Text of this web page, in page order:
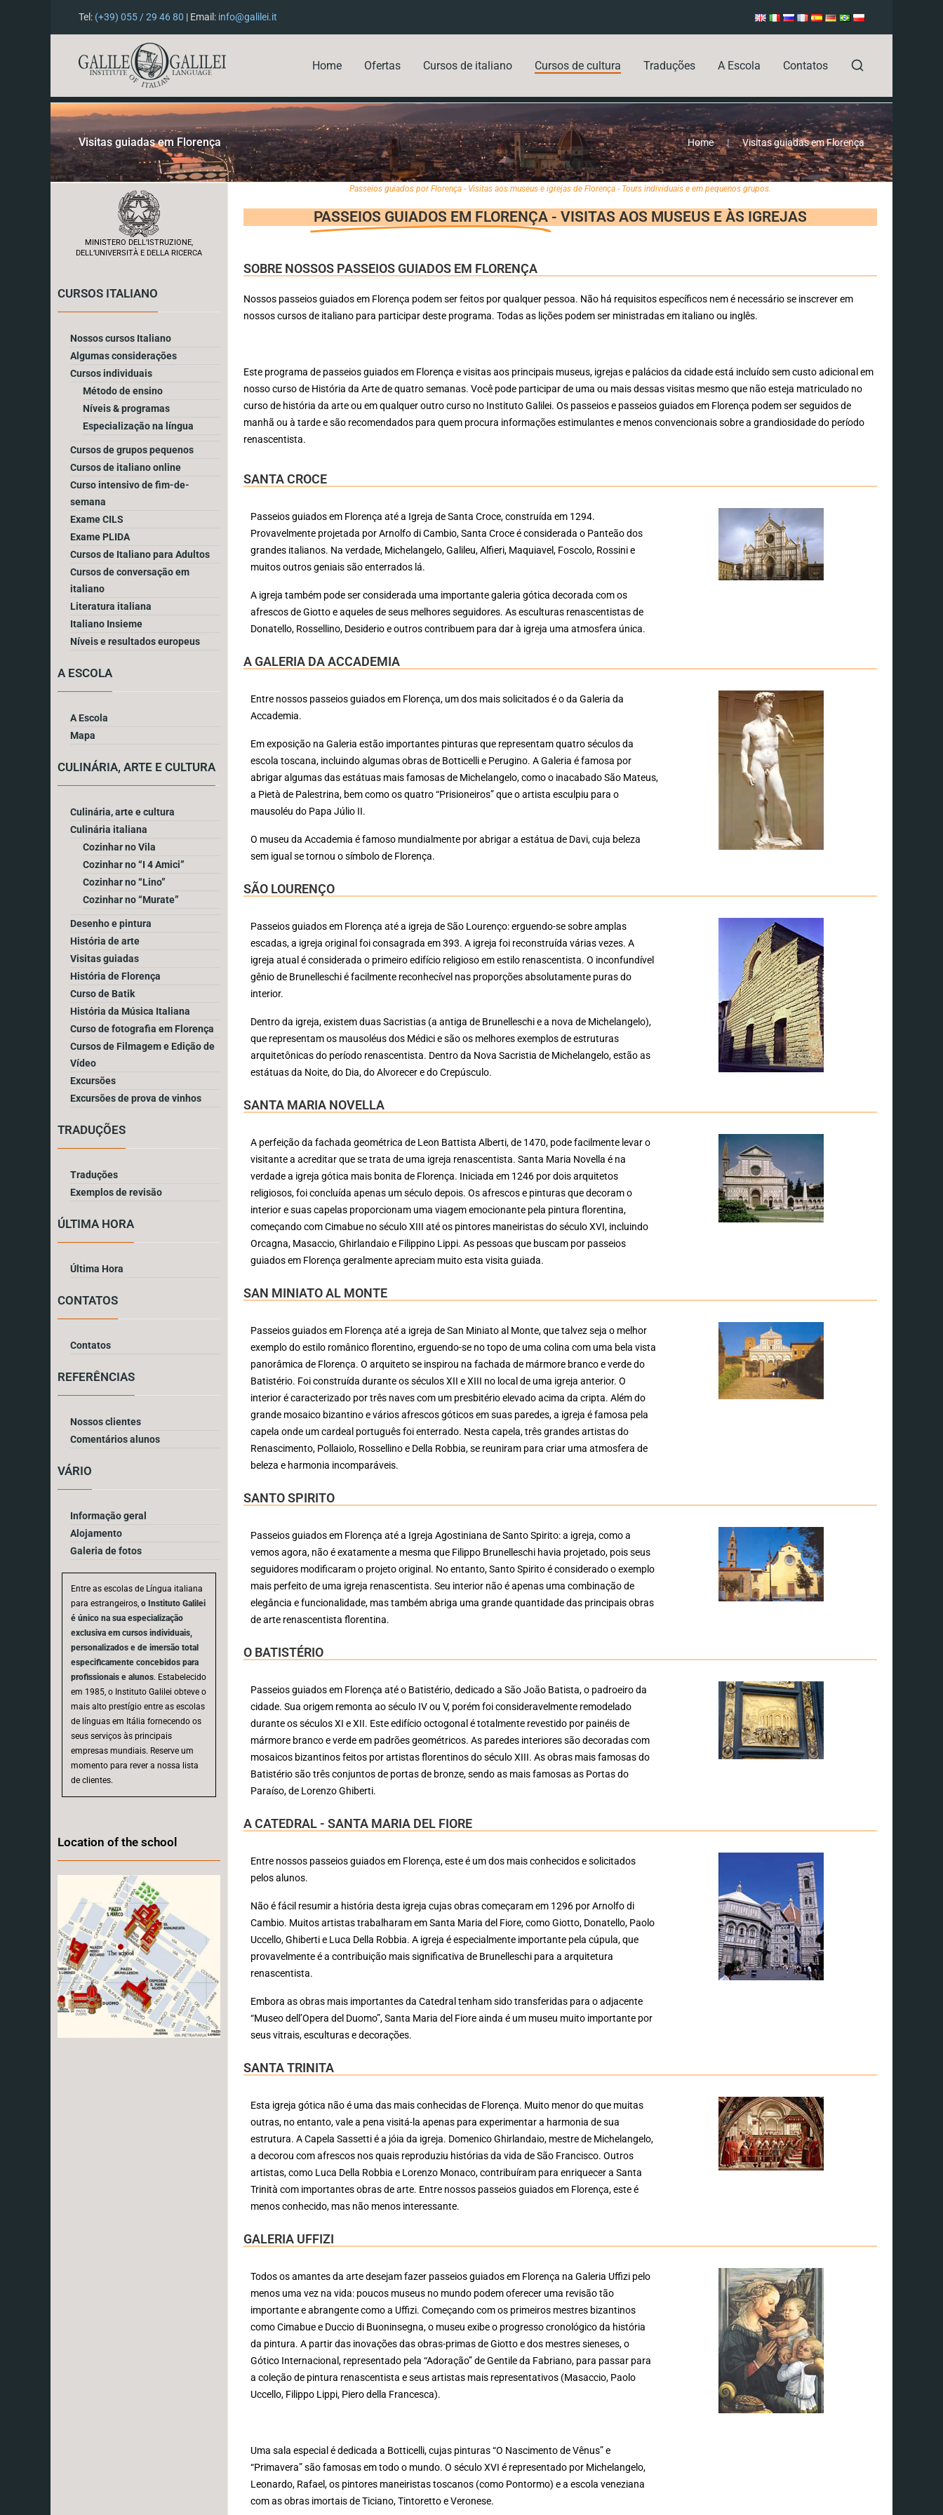
Tel: (+39) 055 / 29 46 80 | Email: info@galilei.it
Home Ofertas Cursos de italiano Cursos de cultura Traduções A Escola Contatos
Visitas guiadas em Florença Home | Visitas guiadas em Florença
MINISTERO DELL’ISTRUZIONE,
DELL’UNIVERSITÀ E DELLA RICERCA
CURSOS ITALIANO
Nossos cursos Italiano
Algumas considerações
Cursos individuais
Método de ensino
Níveis & programas
Especialização na língua
Cursos de grupos pequenos
Cursos de italiano online
Curso intensivo de fim-de-
semana
Exame CILS
Exame PLIDA
Cursos de Italiano para Adultos
Cursos de conversação em
italiano
Literatura italiana
Italiano Insieme
Níveis e resultados europeus
A ESCOLA
A Escola
Mapa
CULINÁRIA, ARTE E CULTURA
Culinária, arte e cultura
Culinária italiana
Cozinhar no Vila
Cozinhar no “I 4 Amici”
Cozinhar no “Lino”
Cozinhar no “Murate”
Desenho e pintura
História de arte
Visitas guiadas
História de Florença
Curso de Batik
História da Música Italiana
Curso de fotografia em Florença
Cursos de Filmagem e Edição de
Vídeo
Excursões
Excursões de prova de vinhos
TRADUÇÕES
Traduções
Exemplos de revisão
ÚLTIMA HORA
Última Hora
CONTATOS
Contatos
REFERÊNCIAS
Nossos clientes
Comentários alunos
VÁRIO
Informação geral
Alojamento
Galeria de fotos
Entre as escolas de Língua italiana
para estrangeiros, o Instituto Galilei
é único na sua especialização
exclusiva em cursos individuais,
personalizados e de imersão total
especificamente concebidos para
profissionais e alunos. Estabelecido
em 1985, o Instituto Galilei obteve o
mais alto prestígio entre as escolas
de línguas em Itália fornecendo os
seus serviços às principais
empresas mundiais. Reserve um
momento para rever a nossa lista
de clientes.
Location of the school
Passeios guiados por Florença - Visitas aos museus e igrejas de Florença - Tours individuais e em pequenos grupos.
PASSEIOS GUIADOS EM FLORENÇA - VISITAS AOS MUSEUS E ÀS IGREJAS
SOBRE NOSSOS PASSEIOS GUIADOS EM FLORENÇA
Nossos passeios guiados em Florença podem ser feitos por qualquer pessoa. Não há requisitos específicos nem é necessário se inscrever em
nossos cursos de italiano para participar deste programa. Todas as lições podem ser ministradas em italiano ou inglês.
Este programa de passeios guiados em Florença e visitas aos principais museus, igrejas e palácios da cidade está incluído sem custo adicional em
nosso curso de História da Arte de quatro semanas. Você pode participar de uma ou mais dessas visitas mesmo que não esteja matriculado no
curso de história da arte ou em qualquer outro curso no Instituto Galilei. Os passeios e passeios guiados em Florença podem ser seguidos de
manhã ou à tarde e são recomendados para quem procura informações estimulantes e menos convencionais sobre a grandiosidade do período
renascentista.
SANTA CROCE
Passeios guiados em Florença até a Igreja de Santa Croce, construída em 1294.
Provavelmente projetada por Arnolfo di Cambio, Santa Croce é considerada o Panteão dos
grandes italianos. Na verdade, Michelangelo, Galileu, Alfieri, Maquiavel, Foscolo, Rossini e
muitos outros geniais são enterrados lá.
A igreja também pode ser considerada uma importante galeria gótica decorada com os
afrescos de Giotto e aqueles de seus melhores seguidores. As esculturas renascentistas de
Donatello, Rossellino, Desiderio e outros contribuem para dar à igreja uma atmosfera única.
A GALERIA DA ACCADEMIA
Entre nossos passeios guiados em Florença, um dos mais solicitados é o da Galeria da
Accademia.
Em exposição na Galeria estão importantes pinturas que representam quatro séculos da
escola toscana, incluindo algumas obras de Botticelli e Perugino. A Galeria é famosa por
abrigar algumas das estátuas mais famosas de Michelangelo, como o inacabado São Mateus,
a Pietà de Palestrina, bem como os quatro “Prisioneiros” que o artista esculpiu para o
mausoléu do Papa Júlio II.
O museu da Accademia é famoso mundialmente por abrigar a estátua de Davi, cuja beleza
sem igual se tornou o símbolo de Florença.
SÃO LOURENÇO
Passeios guiados em Florença até a igreja de São Lourenço: erguendo-se sobre amplas
escadas, a igreja original foi consagrada em 393. A igreja foi reconstruída várias vezes. A
igreja atual é considerada o primeiro edifício religioso em estilo renascentista. O inconfundível
gênio de Brunelleschi é facilmente reconhecível nas proporções absolutamente puras do
interior.
Dentro da igreja, existem duas Sacristias (a antiga de Brunelleschi e a nova de Michelangelo),
que representam os mausoléus dos Médici e são os melhores exemplos de estruturas
arquitetônicas do período renascentista. Dentro da Nova Sacristia de Michelangelo, estão as
estátuas da Noite, do Dia, do Alvorecer e do Crepúsculo.
SANTA MARIA NOVELLA
A perfeição da fachada geométrica de Leon Battista Alberti, de 1470, pode facilmente levar o
visitante a acreditar que se trata de uma igreja renascentista. Santa Maria Novella é na
verdade a igreja gótica mais bonita de Florença. Iniciada em 1246 por dois arquitetos
religiosos, foi concluída apenas um século depois. Os afrescos e pinturas que decoram o
interior e suas capelas proporcionam uma viagem emocionante pela pintura florentina,
começando com Cimabue no século XIII até os pintores maneiristas do século XVI, incluindo
Orcagna, Masaccio, Ghirlandaio e Filippino Lippi. As pessoas que buscam por passeios
guiados em Florença geralmente apreciam muito esta visita guiada.
SAN MINIATO AL MONTE
Passeios guiados em Florença até a igreja de San Miniato al Monte, que talvez seja o melhor
exemplo do estilo românico florentino, erguendo-se no topo de uma colina com uma bela vista
panorâmica de Florença. O arquiteto se inspirou na fachada de mármore branco e verde do
Batistério. Foi construída durante os séculos XII e XIII no local de uma igreja anterior. O
interior é caracterizado por três naves com um presbitério elevado acima da cripta. Além do
grande mosaico bizantino e vários afrescos góticos em suas paredes, a igreja é famosa pela
capela onde um cardeal português foi enterrado. Nesta capela, três grandes artistas do
Renascimento, Pollaiolo, Rossellino e Della Robbia, se reuniram para criar uma atmosfera de
beleza e harmonia incomparáveis.
SANTO SPIRITO
Passeios guiados em Florença até a Igreja Agostiniana de Santo Spirito: a igreja, como a
vemos agora, não é exatamente a mesma que Filippo Brunelleschi havia projetado, pois seus
seguidores modificaram o projeto original. No entanto, Santo Spirito é considerado o exemplo
mais perfeito de uma igreja renascentista. Seu interior não é apenas uma combinação de
elegância e funcionalidade, mas também abriga uma grande quantidade das principais obras
de arte renascentista florentina.
O BATISTÉRIO
Passeios guiados em Florença até o Batistério, dedicado a São João Batista, o padroeiro da
cidade. Sua origem remonta ao século IV ou V, porém foi consideravelmente remodelado
durante os séculos XI e XII. Este edifício octogonal é totalmente revestido por painéis de
mármore branco e verde em padrões geométricos. As paredes interiores são decoradas com
mosaicos bizantinos feitos por artistas florentinos do século XIII. As obras mais famosas do
Batistério são três conjuntos de portas de bronze, sendo as mais famosas as Portas do
Paraíso, de Lorenzo Ghiberti.
A CATEDRAL - SANTA MARIA DEL FIORE
Entre nossos passeios guiados em Florença, este é um dos mais conhecidos e solicitados
pelos alunos.
Não é fácil resumir a história desta igreja cujas obras começaram em 1296 por Arnolfo di
Cambio. Muitos artistas trabalharam em Santa Maria del Fiore, como Giotto, Donatello, Paolo
Uccello, Ghiberti e Luca Della Robbia. A igreja é especialmente importante pela cúpula, que
provavelmente é a contribuição mais significativa de Brunelleschi para a arquitetura
renascentista.
Embora as obras mais importantes da Catedral tenham sido transferidas para o adjacente
“Museo dell’Opera del Duomo”, Santa Maria del Fiore ainda é um museu muito importante por
seus vitrais, esculturas e decorações.
SANTA TRINITA
Esta igreja gótica não é uma das mais conhecidas de Florença. Muito menor do que muitas
outras, no entanto, vale a pena visitá-la apenas para experimentar a harmonia de sua
estrutura. A Capela Sassetti é a jóia da igreja. Domenico Ghirlandaio, mestre de Michelangelo,
a decorou com afrescos nos quais reproduziu histórias da vida de São Francisco. Outros
artistas, como Luca Della Robbia e Lorenzo Monaco, contribuíram para enriquecer a Santa
Trinità com importantes obras de arte. Entre nossos passeios guiados em Florença, este é
menos conhecido, mas não menos interessante.
GALERIA UFFIZI
Todos os amantes da arte desejam fazer passeios guiados em Florença na Galeria Uffizi pelo
menos uma vez na vida: poucos museus no mundo podem oferecer uma revisão tão
importante e abrangente como a Uffizi. Começando com os primeiros mestres bizantinos
como Cimabue e Duccio di Buoninsegna, o museu exibe o progresso cronológico da história
da pintura. A partir das inovações das obras-primas de Giotto e dos mestres sieneses, o
Gótico Internacional, representado pela “Adoração” de Gentile da Fabriano, para passar para
a coleção de pintura renascentista e seus artistas mais representativos (Masaccio, Paolo
Uccello, Filippo Lippi, Piero della Francesca).
Uma sala especial é dedicada a Botticelli, cujas pinturas “O Nascimento de Vênus” e
“Primavera” são famosas em todo o mundo. O século XVI é representado por Michelangelo,
Leonardo, Rafael, os pintores maneiristas toscanos (como Pontormo) e a escola veneziana
com as obras imortais de Ticiano, Tintoretto e Veronese.